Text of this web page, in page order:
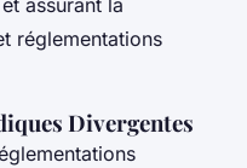
assurant la
réglementations
Divergentes